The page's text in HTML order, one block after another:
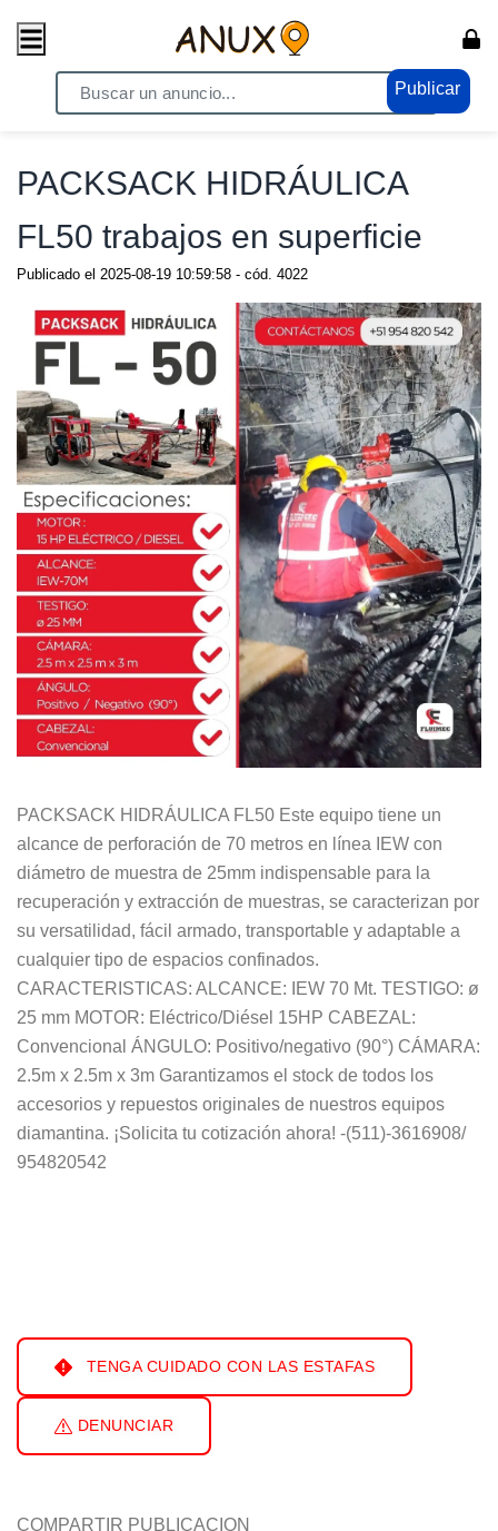
Publicar
/ Compras - Ventas / Anuncio de todo
PACKSACK HIDRÁULICA
FL50 trabajos en superficie
Publicado el 2025-08-19 10:59:58 - cód. 4022
PACKSACK HIDRÁULICA FL50 Este equipo tiene un
alcance de perforación de 70 metros en línea IEW con
diámetro de muestra de 25mm indispensable para la
recuperación y extracción de muestras, se caracterizan por
su versatilidad, fácil armado, transportable y adaptable a
cualquier tipo de espacios confinados.
CARACTERISTICAS: ALCANCE: IEW 70 Mt. TESTIGO: ø
25 mm MOTOR: Eléctrico/Diésel 15HP CABEZAL:
Convencional ÁNGULO: Positivo/negativo (90°) CÁMARA:
2.5m x 2.5m x 3m Garantizamos el stock de todos los
accesorios y repuestos originales de nuestros equipos
diamantina. ¡Solicita tu cotización ahora! -(511)-3616908/
954820542
TENGA CUIDADO CON LAS ESTAFAS
DENUNCIAR
COMPARTIR PUBLICACION